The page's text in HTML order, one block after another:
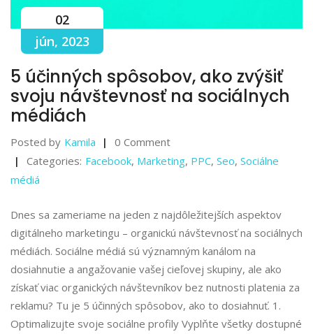
02
jún, 2023
5 účinných spôsobov, ako zvýšiť
svoju návštevnosť na sociálnych
médiách
Posted by Kamila
0 Comment
Categories: Facebook, Marketing, PPC, Seo, Sociálne
médiá
Dnes sa zameriame na jeden z najdôležitejších aspektov
digitálneho marketingu – organickú návštevnosť na sociálnych
médiách. Sociálne médiá sú významným kanálom na
dosiahnutie a angažovanie vašej cieľovej skupiny, ale ako
získať viac organických návštevníkov bez nutnosti platenia za
reklamu? Tu je 5 účinných spôsobov, ako to dosiahnuť. 1.
Optimalizujte svoje sociálne profily Vyplňte všetky dostupné